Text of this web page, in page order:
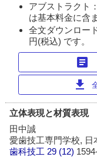
アブストラクト
は基本料金に含
全文ダウンロー
円(税込) です。
article
download
立体表現と材質表現
田中誠
愛歯技工専門学校, 日
歯科技工 29 (12)